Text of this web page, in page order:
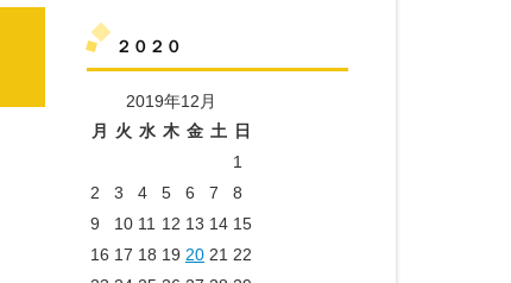
２０２０
2019年12月
月
火 水 木 金 土
日
1
2
3 4 5 6 7
8
9
10 11 12 13 14 15
16 17 18 19 20 21 22